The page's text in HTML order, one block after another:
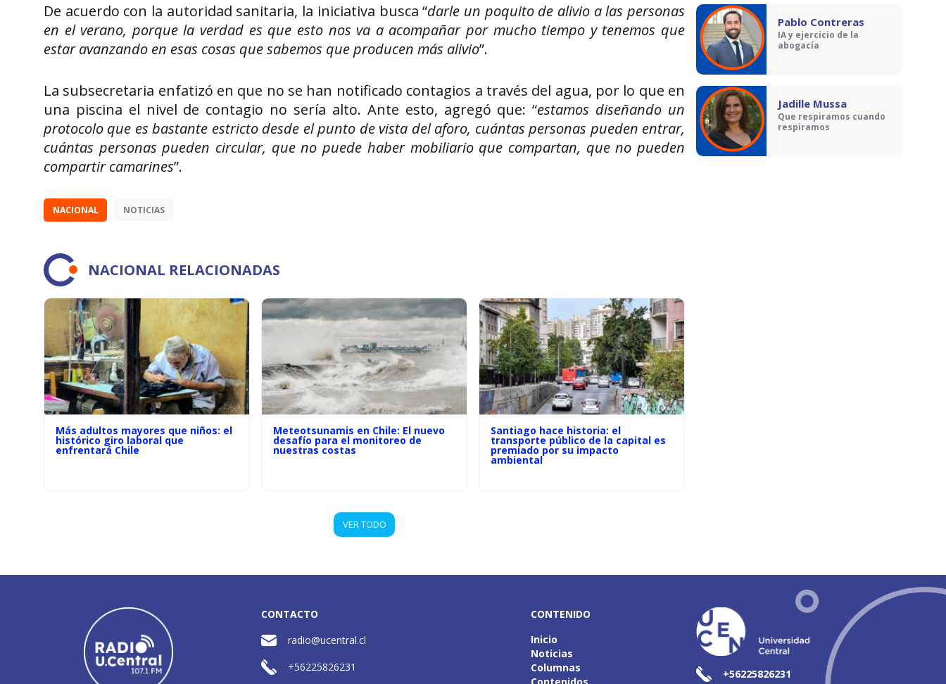
De acuerdo con la autoridad sanitaria, la iniciativa busca “darle un poquito de alivio a las personas
en el verano, porque la verdad es que esto nos va a acompañar por mucho tiempo y tenemos que
estar avanzando en esas cosas que sabemos que producen más alivio”.
La subsecretaria enfatizó en que no se han notificado contagios a través del agua, por lo que en
una piscina el nivel de contagio no sería alto. Ante esto, agregó que: “estamos diseñando un
protocolo que es bastante estricto desde el punto de vista del aforo, cuántas personas pueden entrar,
cuántas personas pueden circular, que no puede haber mobiliario que compartan, que no pueden
compartir camarines”.
NACIONAL NOTICIAS
NACIONAL RELACIONADAS
Más adultos mayores que niños: el
histórico giro laboral que
enfrentará Chile
Meteotsunamis en Chile: El nuevo
desafío para el monitoreo de
nuestras costas
Santiago hace historia: el
transporte público de la capital es
premiado por su impacto
ambiental
VER TODO
Pablo Contreras
IA y ejercicio de la
abogacía
Jadille Mussa
Que respiramos cuando
respiramos
CONTACTO
radio@ucentral.cl
+56225826231
CONTENIDO
Inicio
Noticias
Columnas
+56225826231